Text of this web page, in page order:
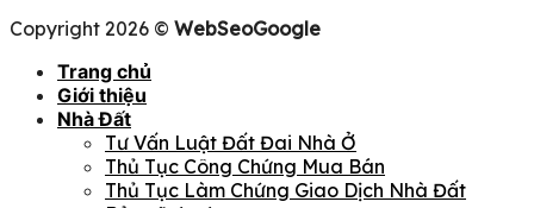
Copyright 2026 © WebSeoGoogle
Trang chủ
Giới thiệu
Nhà Đất
Tư Vấn Luật Đất Đai Nhà Ở
Thủ Tục Công Chứng Mua Bán
Thủ Tục Làm Chứng Giao Dịch Nhà Đất